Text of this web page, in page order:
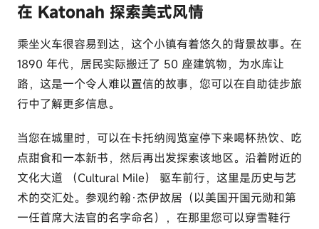
在 Katonah 探索美式风情
乘坐火车很容易到达，这个小镇有着悠久的背景故事。在
1890 年代，居民实际搬迁了 50 座建筑物，为水库让
路，这是一个令人难以置信的故事，您可以在自助徒步旅
行中了解更多信息。
当您在城里时，可以在卡托纳阅览室停下来喝杯热饮、吃
点甜食和一本新书，然后再出发探索该地区。沿着附近的
文化大道 （Cultural Mile） 驱车前行，这里是历史与艺
术的交汇处。参观约翰·杰伊故居（以美国开国元勋和第
一任首席大法官的名字命名），在那里您可以穿雪鞋行